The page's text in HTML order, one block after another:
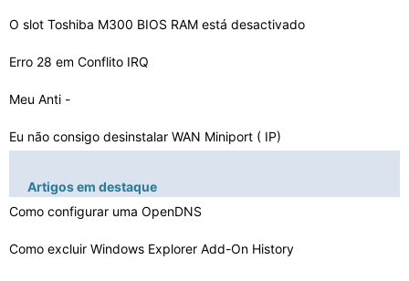
O slot Toshiba M300 BIOS RAM está desactivado
Erro 28 em Conflito IRQ
Meu Anti -
Eu não consigo desinstalar WAN Miniport ( IP)
Video Grabber Problemas
Fontes de erro não sistemático
Artigos em destaque
Como configurar uma OpenDNS
Como excluir Windows Explorer Add-On History